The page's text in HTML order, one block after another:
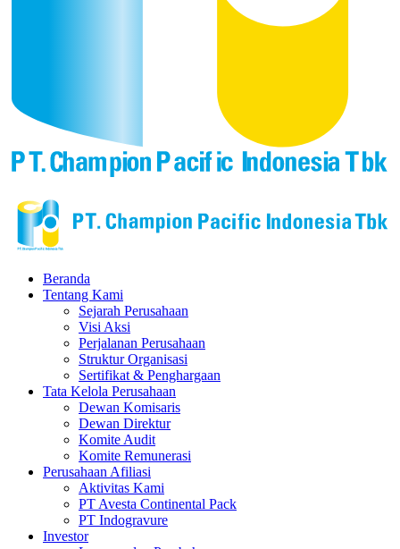
Beranda
Tentang Kami
Sejarah Perusahaan
Visi Aksi
Perjalanan Perusahaan
Struktur Organisasi
Sertifikat & Penghargaan
Tata Kelola Perusahaan
Dewan Komisaris
Dewan Direktur
Komite Audit
Komite Remunerasi
Perusahaan Afiliasi
Aktivitas Kami
PT Avesta Continental Pack
PT Indogravure
Investor